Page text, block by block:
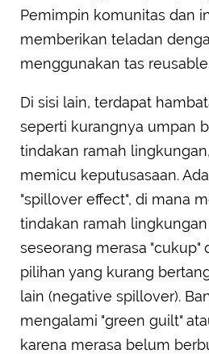
Pemimpin komunitas dan
memberikan teladan
menggunakan tas
Di sisi lain, terdapat
seperti kurangnya umpan
tindakan ramah
memicu keputusasaan.
"spillover effect", di mana
tindakan ramah
seseorang merasa "cukup"
pilihan yang kurang
lain (negative spillover).
mengalami "green guilt"
karena merasa belum